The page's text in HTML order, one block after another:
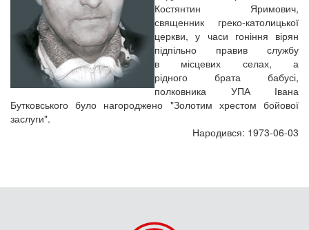
Костянтин Яримович,
священник греко-католицької
церкви, у часи гоніння вірян
підпільно правив службу
в місцевих селах, а
рідного брата бабусі,
полковника УПА Івана
Бутковського було нагороджено "Золотим хрестом бойової
заслуги".
Народився: 1973-06-03